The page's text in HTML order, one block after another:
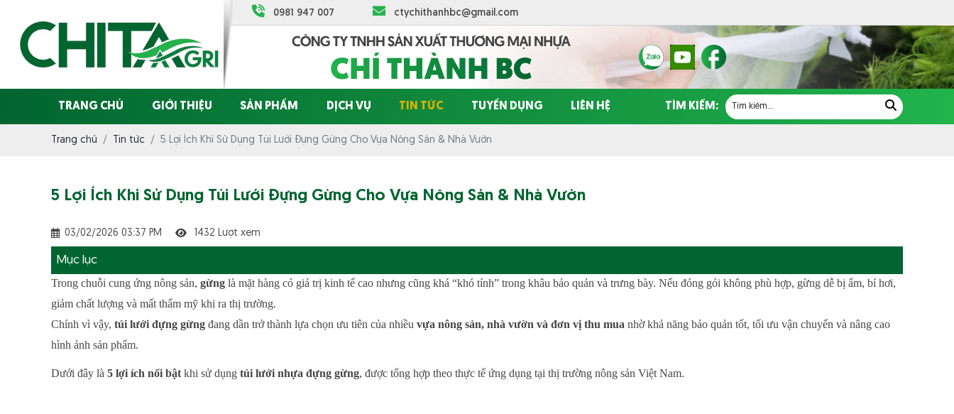
0981 947 007 ctychithanhbc@gmail.com
TRANG CHỦ GIỚI THIỆU SẢN PHẨM DỊCH VỤ TIN TỨC TUYỂN DỤNG LIÊN HỆ TÌM KIẾM:
Trang chủ Tin tức 5 Lợi Ích Khi Sử Dụng Túi Lưới Đựng Gừng Cho Vựa Nông Sản & Nhà Vườn
5 Lợi Ích Khi Sử Dụng Túi Lưới Đựng Gừng Cho Vựa Nông Sản & Nhà Vườn
03/02/2026 03:37 PM 1432 Lượt xem
Mục lục
Trong chuỗi cung ứng nông sản, gừng là mặt hàng có giá trị kinh tế cao nhưng cũng khá “khó tính” trong khâu bảo quản và trưng bày. Nếu đóng gói không phù hợp, gừng dễ bị ẩm, bí hơi,
giảm chất lượng và mất thẩm mỹ khi ra thị trường.
Chính vì vậy, túi lưới đựng gừng đang dần trở thành lựa chọn ưu tiên của nhiều vựa nông sản, nhà vườn và đơn vị thu mua nhờ khả năng bảo quản tốt, tối ưu vận chuyển và nâng cao
hình ảnh sản phẩm.
Dưới đây là 5 lợi ích nổi bật khi sử dụng túi lưới nhựa đựng gừng, được tổng hợp theo thực tế ứng dụng tại thị trường nông sản Việt Nam.